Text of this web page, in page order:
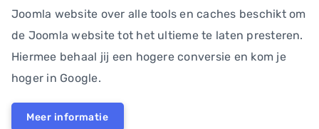
Joomla website over alle tools en caches beschikt om
de Joomla website tot het ultieme te laten presteren.
Hiermee behaal jij een hogere conversie en kom je
hoger in Google.
Meer informatie